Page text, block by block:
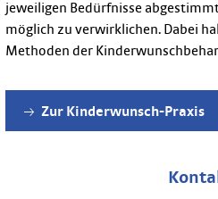
jeweiligen Bedürfnisse
möglich zu verwirklichen. Dabei
Methoden der
Zur Kinderwunsch-Praxis